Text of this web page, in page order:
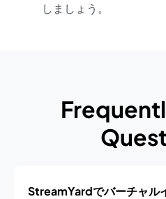
しましょう。
StreamYardでバーチャル